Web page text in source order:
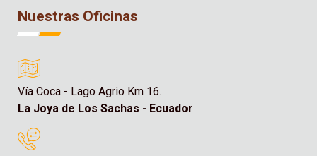
Nuestras Oficinas
Vía Coca - Lago Agrio Km 16.
La Joya de Los Sachas - Ecuador